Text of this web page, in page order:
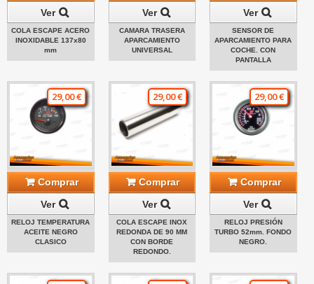
Ver
COLA ESCAPE ACERO
INOXIDABLE 137x80
mm
Ver
CAMARA TRASERA
APARCAMIENTO
UNIVERSAL
Ver
SENSOR DE
APARCAMIENTO PARA
COCHE. CON
PANTALLA
29,00 €
Comprar
Ver
RELOJ TEMPERATURA
ACEITE NEGRO
CLASICO
29,00 €
Comprar
Ver
COLA ESCAPE INOX
REDONDA DE 90 MM
CON BORDE
REDONDO.
29,00 €
Comprar
Ver
RELOJ PRESIÓN
TURBO 52mm. FONDO
NEGRO.